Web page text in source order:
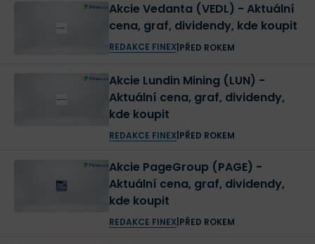
Akcie Vedanta (VEDL) - Aktuální
cena, graf, dividendy, kde koupit
REDAKCE FINEX| PŘED ROKEM
Akcie Lundin Mining (LUN) -
Aktuální cena, graf, dividendy,
kde koupit
REDAKCE FINEX| PŘED ROKEM
Akcie PageGroup (PAGE) -
Aktuální cena, graf, dividendy,
kde koupit
REDAKCE FINEX| PŘED ROKEM